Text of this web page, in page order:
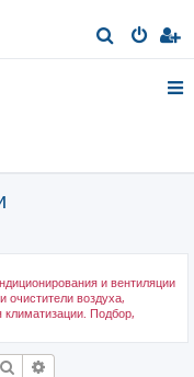
о
и вентиляции
очистители воздуха,
климатизации. Подбор,
Поиск